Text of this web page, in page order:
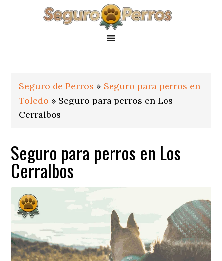
Seguro de Perros » Seguro para perros en
Toledo » Seguro para perros en Los
Cerralbos
Seguro para perros en Los
Cerralbos